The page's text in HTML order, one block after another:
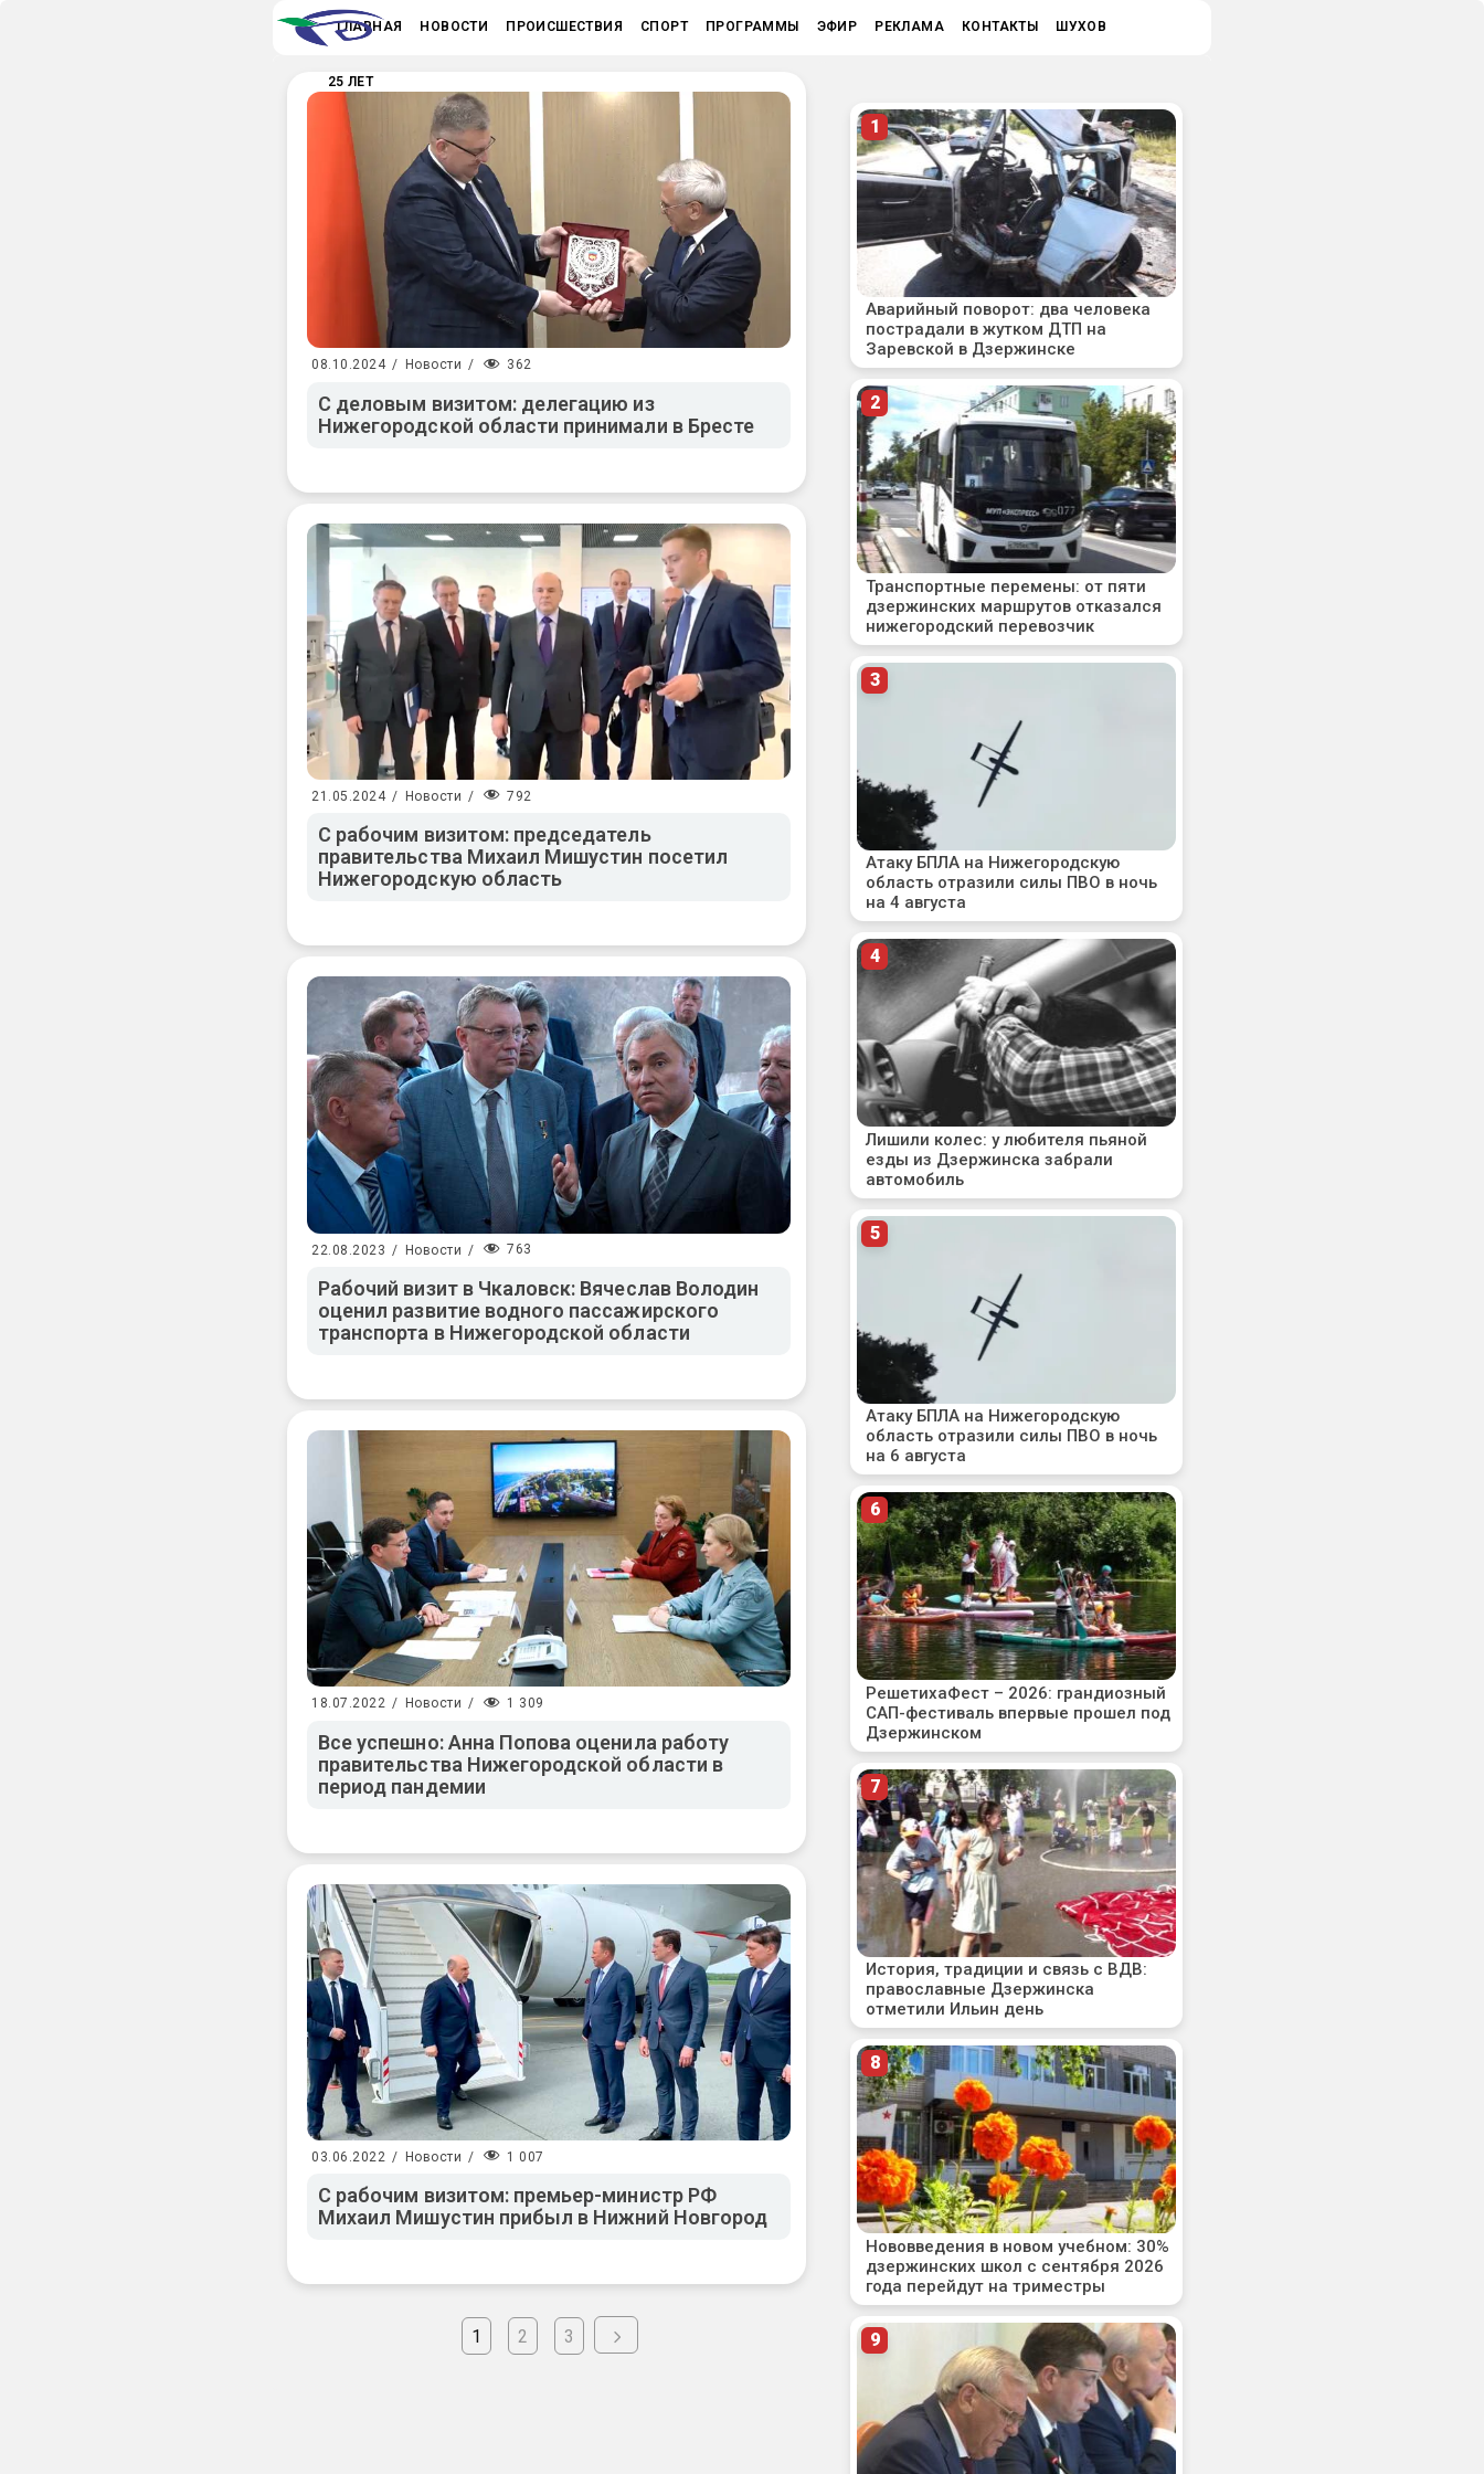
ГЛАВНАЯ НОВОСТИ ПРОИСШЕСТВИЯ СПОРТ ПРОГРАММЫ ЭФИР РЕКЛАМА КОНТАКТЫ ШУХОВ
25 ЛЕТ
08.10.2024 / Новости / 362
С деловым визитом: делегацию из
Нижегородской области принимали в Бресте
21.05.2024 / Новости / 792
С рабочим визитом: председатель
правительства Михаил Мишустин посетил
Нижегородскую область
22.08.2023 / Новости / 763
Рабочий визит в Чкаловск: Вячеслав Володин
оценил развитие водного пассажирского
транспорта в Нижегородской области
18.07.2022 / Новости / 1 309
Все успешно: Анна Попова оценила работу
правительства Нижегородской области в
период пандемии
03.06.2022 / Новости / 1 007
С рабочим визитом: премьер-министр РФ
Михаил Мишустин прибыл в Нижний Новгород
1 2 3